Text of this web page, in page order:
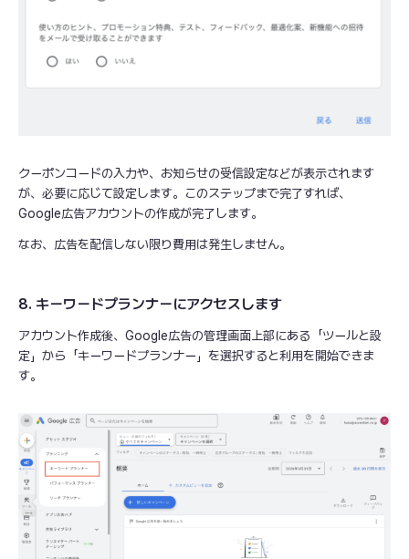
クーポンコードの入力や、お知らせの受信設定などが表示されます
が、必要に応じて設定します。このステップまで完了すれば、
Google広告アカウントの作成が完了します。
なお、広告を配信しない限り費用は発生しません。
8. キーワードプランナーにアクセスします
アカウント作成後、Google広告の管理画面上部にある「ツールと設
定」から「キーワードプランナー」を選択すると利用を開始できま
す。